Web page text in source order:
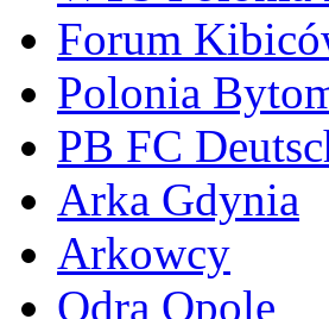
Forum
Polonia
PB FC
Arka Gdynia
Arkowcy
Odra Opole